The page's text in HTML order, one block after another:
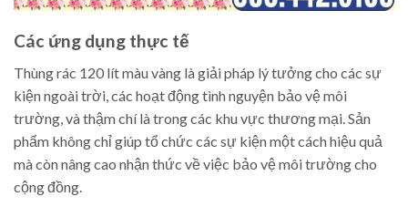
Các ứng dụng thực tế
Thùng rác 120 lít màu vàng là giải pháp lý tưởng cho các sự
kiện ngoài trời, các hoạt động tình nguyện bảo vệ môi
trường, và thậm chí là trong các khu vực thương mại. Sản
phẩm không chỉ giúp tổ chức các sự kiện một cách hiệu quả
mà còn nâng cao nhận thức về việc bảo vệ môi trường cho
cộng đồng.